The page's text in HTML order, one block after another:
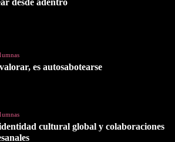
desde adentro
es autosabotearse
cultural global y colaboraciones